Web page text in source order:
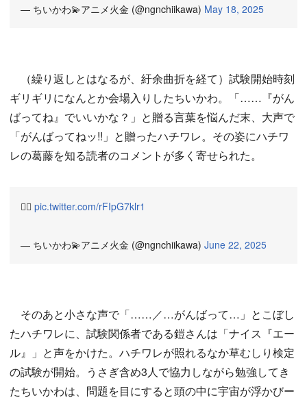
— ちいかわ💫アニメ火金 (@ngnchiikawa) May 18, 2025
（繰り返しとはなるが、紆余曲折を経て）試験開始時刻
ギリギリになんとか会場入りしたちいかわ。「……『がん
ばってね』でいいかな？」と贈る言葉を悩んだ末、大声で
「がんばってねッ!!」と贈ったハチワレ。その姿にハチワ
レの葛藤を知る読者のコメントが多く寄せられた。
🏃‍♂️ pic.twitter.com/rFIpG7klr1
— ちいかわ💫アニメ火金 (@ngnchiikawa) June 22, 2025
そのあと小さな声で「……／…がんばって…」とこぼし
たハチワレに、試験関係者である鎧さんは「ナイス『エー
ル』」と声をかけた。ハチワレが照れるなか草むしり検定
の試験が開始。うさぎ含め3人で協力しながら勉強してき
たちいかわは、問題を目にすると頭の中に宇宙が浮かびー